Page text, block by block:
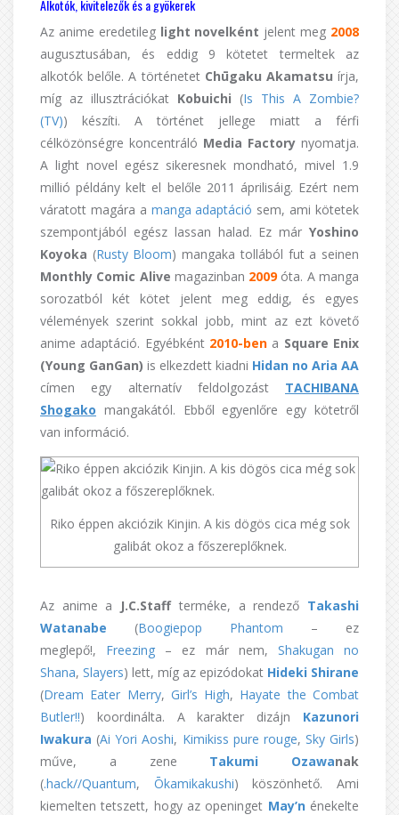
Alkotók, kivitelezők és a gyökerek
Az anime eredetileglight novelként jelent meg 2008
augusztusában, és eddig 9 kötetet termeltek az
alkotók belőle. A történetet Chūgaku Akamatsu írja,
míg az illusztrációkat Kobuichi (Is This A Zombie?
(TV)) készíti. A történet jellege miatt a férfi
célközönségre koncentráló Media Factory nyomatja.
A light novel egész sikeresnek mondható, mivel 1.9
millió példány kelt el belőle 2011 áprilisáig. Ezért nem
váratott magára a manga adaptáció sem, ami kötetek
szempontjából egész lassan halad. Ez már Yoshino
Koyoka (Rusty Bloom) mangaka tollából fut a seinen
Monthly Comic Alive magazinban 2009 óta. A manga
sorozatból két kötet jelent meg eddig, és egyes
vélemények szerint sokkal jobb, mint az ezt követő
anime adaptáció. Egyébként 2010-ben a Square Enix
(Young GanGan) is elkezdett kiadni Hidan no Aria AA
címen egy alternatív feldolgozást TACHIBANA
Shogako mangakától. Ebből egyenlőre egy kötetről
van információ.
Riko éppen akciózik Kinjin. A kis dögös cica még sok
galibát okoz a főszereplőknek.
Az anime a J.C.Staffterméke, a rendező Takashi
Watanabe (Boogiepop Phantom – ez
meglepő!, Freezing – ez már nem, Shakugan no
Shana, Slayers) lett, míg az epizódokat Hideki Shirane
(Dream Eater Merry, Girl’s High, Hayate the Combat
Butler!!) koordinálta. A karakter dizájn Kazunori
Iwakura (Ai Yori Aoshi, Kimikiss pure rouge, Sky Girls)
műve, a zene Takumi Ozawanak
(.hack//Quantum, Ōkamikakushi) köszönhető. Ami
kiemelten tetszett, hogy az openinget May’nénekelte